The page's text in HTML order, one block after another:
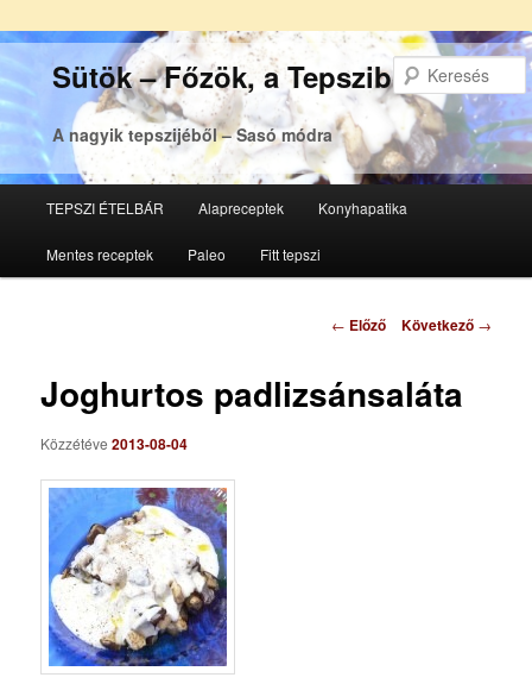
Sütök – Főzök, a Tepsziből
A nagyik tepszijéből – Sasó módra
Tovább
az
Tovább
a
TEPSZI ÉTELBÁR Alapreceptek Konyhapatika
Mentes receptek Paleo Fitt tepszi
Bejegyzés
← Előző Következő →
Joghurtos padlizsánsaláta
Közzétéve2013-08-04